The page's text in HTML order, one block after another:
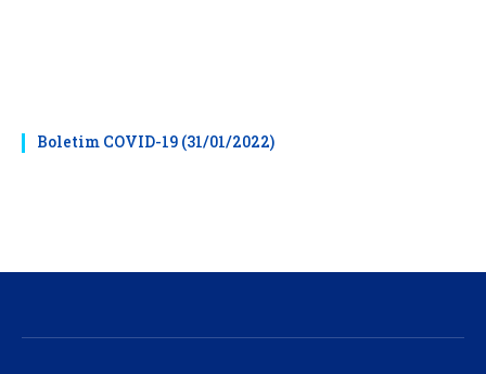
Boletim COVID-19 (31/01/2022)